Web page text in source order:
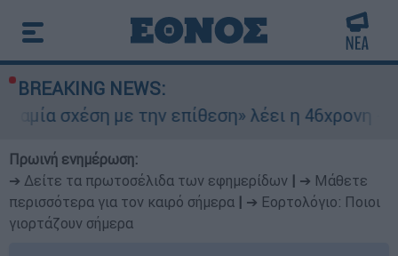
BREAKING NEWS:
με την επίθεση» λέει η 46χρονη - Τι
Πρωινή ενημέρωση:
➔ Δείτε τα πρωτοσέλιδα των εφημερίδων
➔ Μάθετε
περισσότερα για τον καιρό σήμερα
➔ Εορτολόγιο: Ποιοι
γιορτάζουν σήμερα